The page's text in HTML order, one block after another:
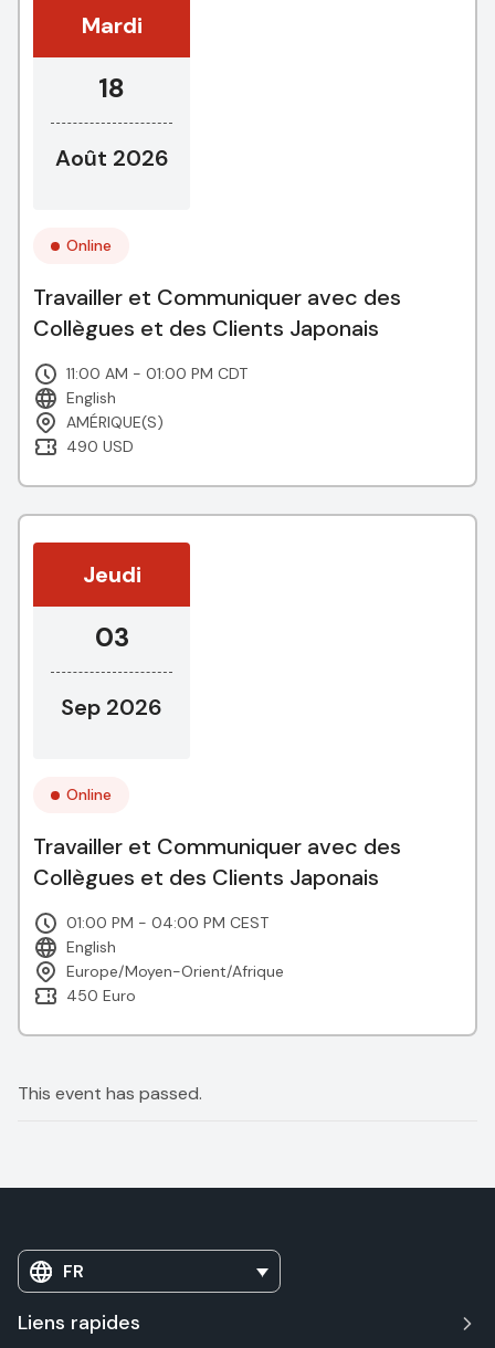
Mardi
18
Août 2026
Online
Travailler et Communiquer avec des
Collègues et des Clients Japonais
11:00 AM - 01:00 PM CDT
English
AMÉRIQUE(S)
490 USD
Jeudi
03
Sep 2026
Online
Travailler et Communiquer avec des
Collègues et des Clients Japonais
01:00 PM - 04:00 PM CEST
English
Europe/Moyen-Orient/Afrique
450 Euro
This event has passed.
FR
Liens rapides